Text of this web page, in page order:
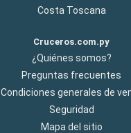
Costa Toscana
Cruceros.com.py
¿Quiénes somos?
Preguntas frecuentes
Condiciones generales de
Seguridad
Mapa del sitio